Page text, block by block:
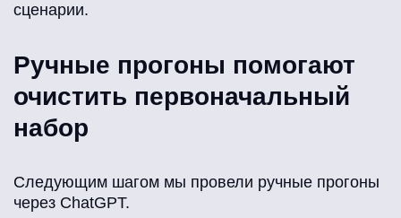
сценарии.
Ручные прогоны помогают
очистить первоначальный
набор
Следующим шагом мы провели ручные прогоны
через ChatGPT.